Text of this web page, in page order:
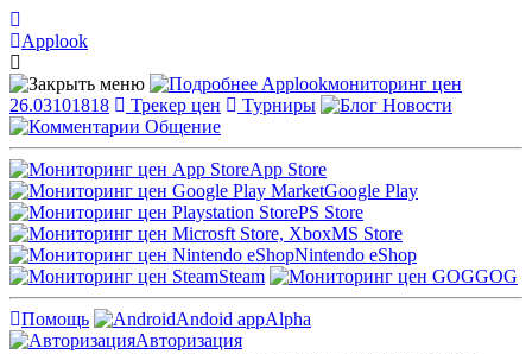
Applook
Applookмониторинг цен
26.03101818
Трекер цен Турниры
Новости
Общение
App Store
Google Play
PS Store
MS Store
Nintendo eShop
Steam
GOG
Помощь Andoid appAlpha
Авторизация